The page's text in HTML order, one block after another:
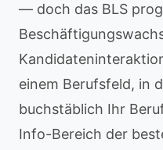
— doch das BLS
einem Berufsfeld, in
buchstäblich Ihr
Info-Bereich der